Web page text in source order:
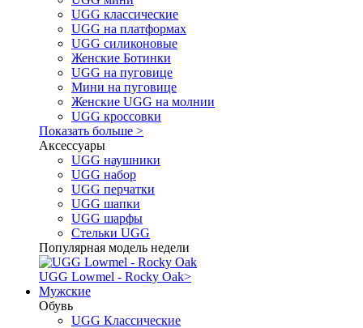
UGG классические
UGG на платформах
UGG силиконовые
Женские Ботинки
UGG на пуговице
Мини на пуговице
Женские UGG на молнии
UGG кроссовки
Показать больше >
Аксессуары
UGG наушники
UGG набор
UGG перчатки
UGG шапки
UGG шарфы
Стельки UGG
Популярная модель недели
UGG Lowmel - Rocky Oak>
Мужские
Обувь
UGG Классические